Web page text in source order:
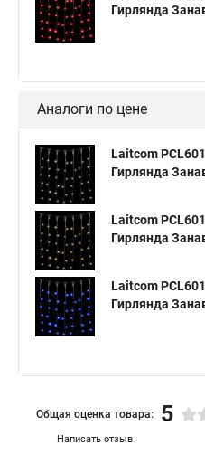
Гирлянда
Аналоги по цене
Laitcom
Гирлянда
Laitcom
Гирлянда
Laitcom
Гирлянда
Написать отзыв
Общая оценка товара: 5